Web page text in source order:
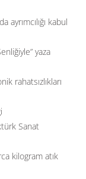
ayrımcılığı kabul
yaza
rahatsızlıkları
Sanat
kilogram atık